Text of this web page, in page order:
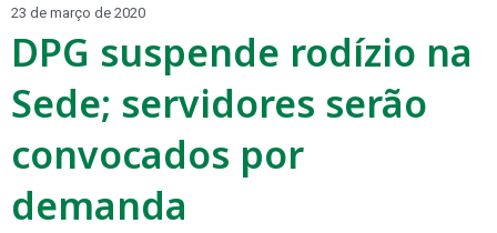
23 de março de 2020
DPG suspende rodízio na
Sede; servidores serão
convocados por
demanda